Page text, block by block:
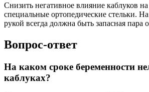
Снизить негативное влияние каблуков
специальные ортопедические стельки.
рукой всегда должна быть запасная пара
Вопрос-ответ
На каком сроке беременности
каблуках?